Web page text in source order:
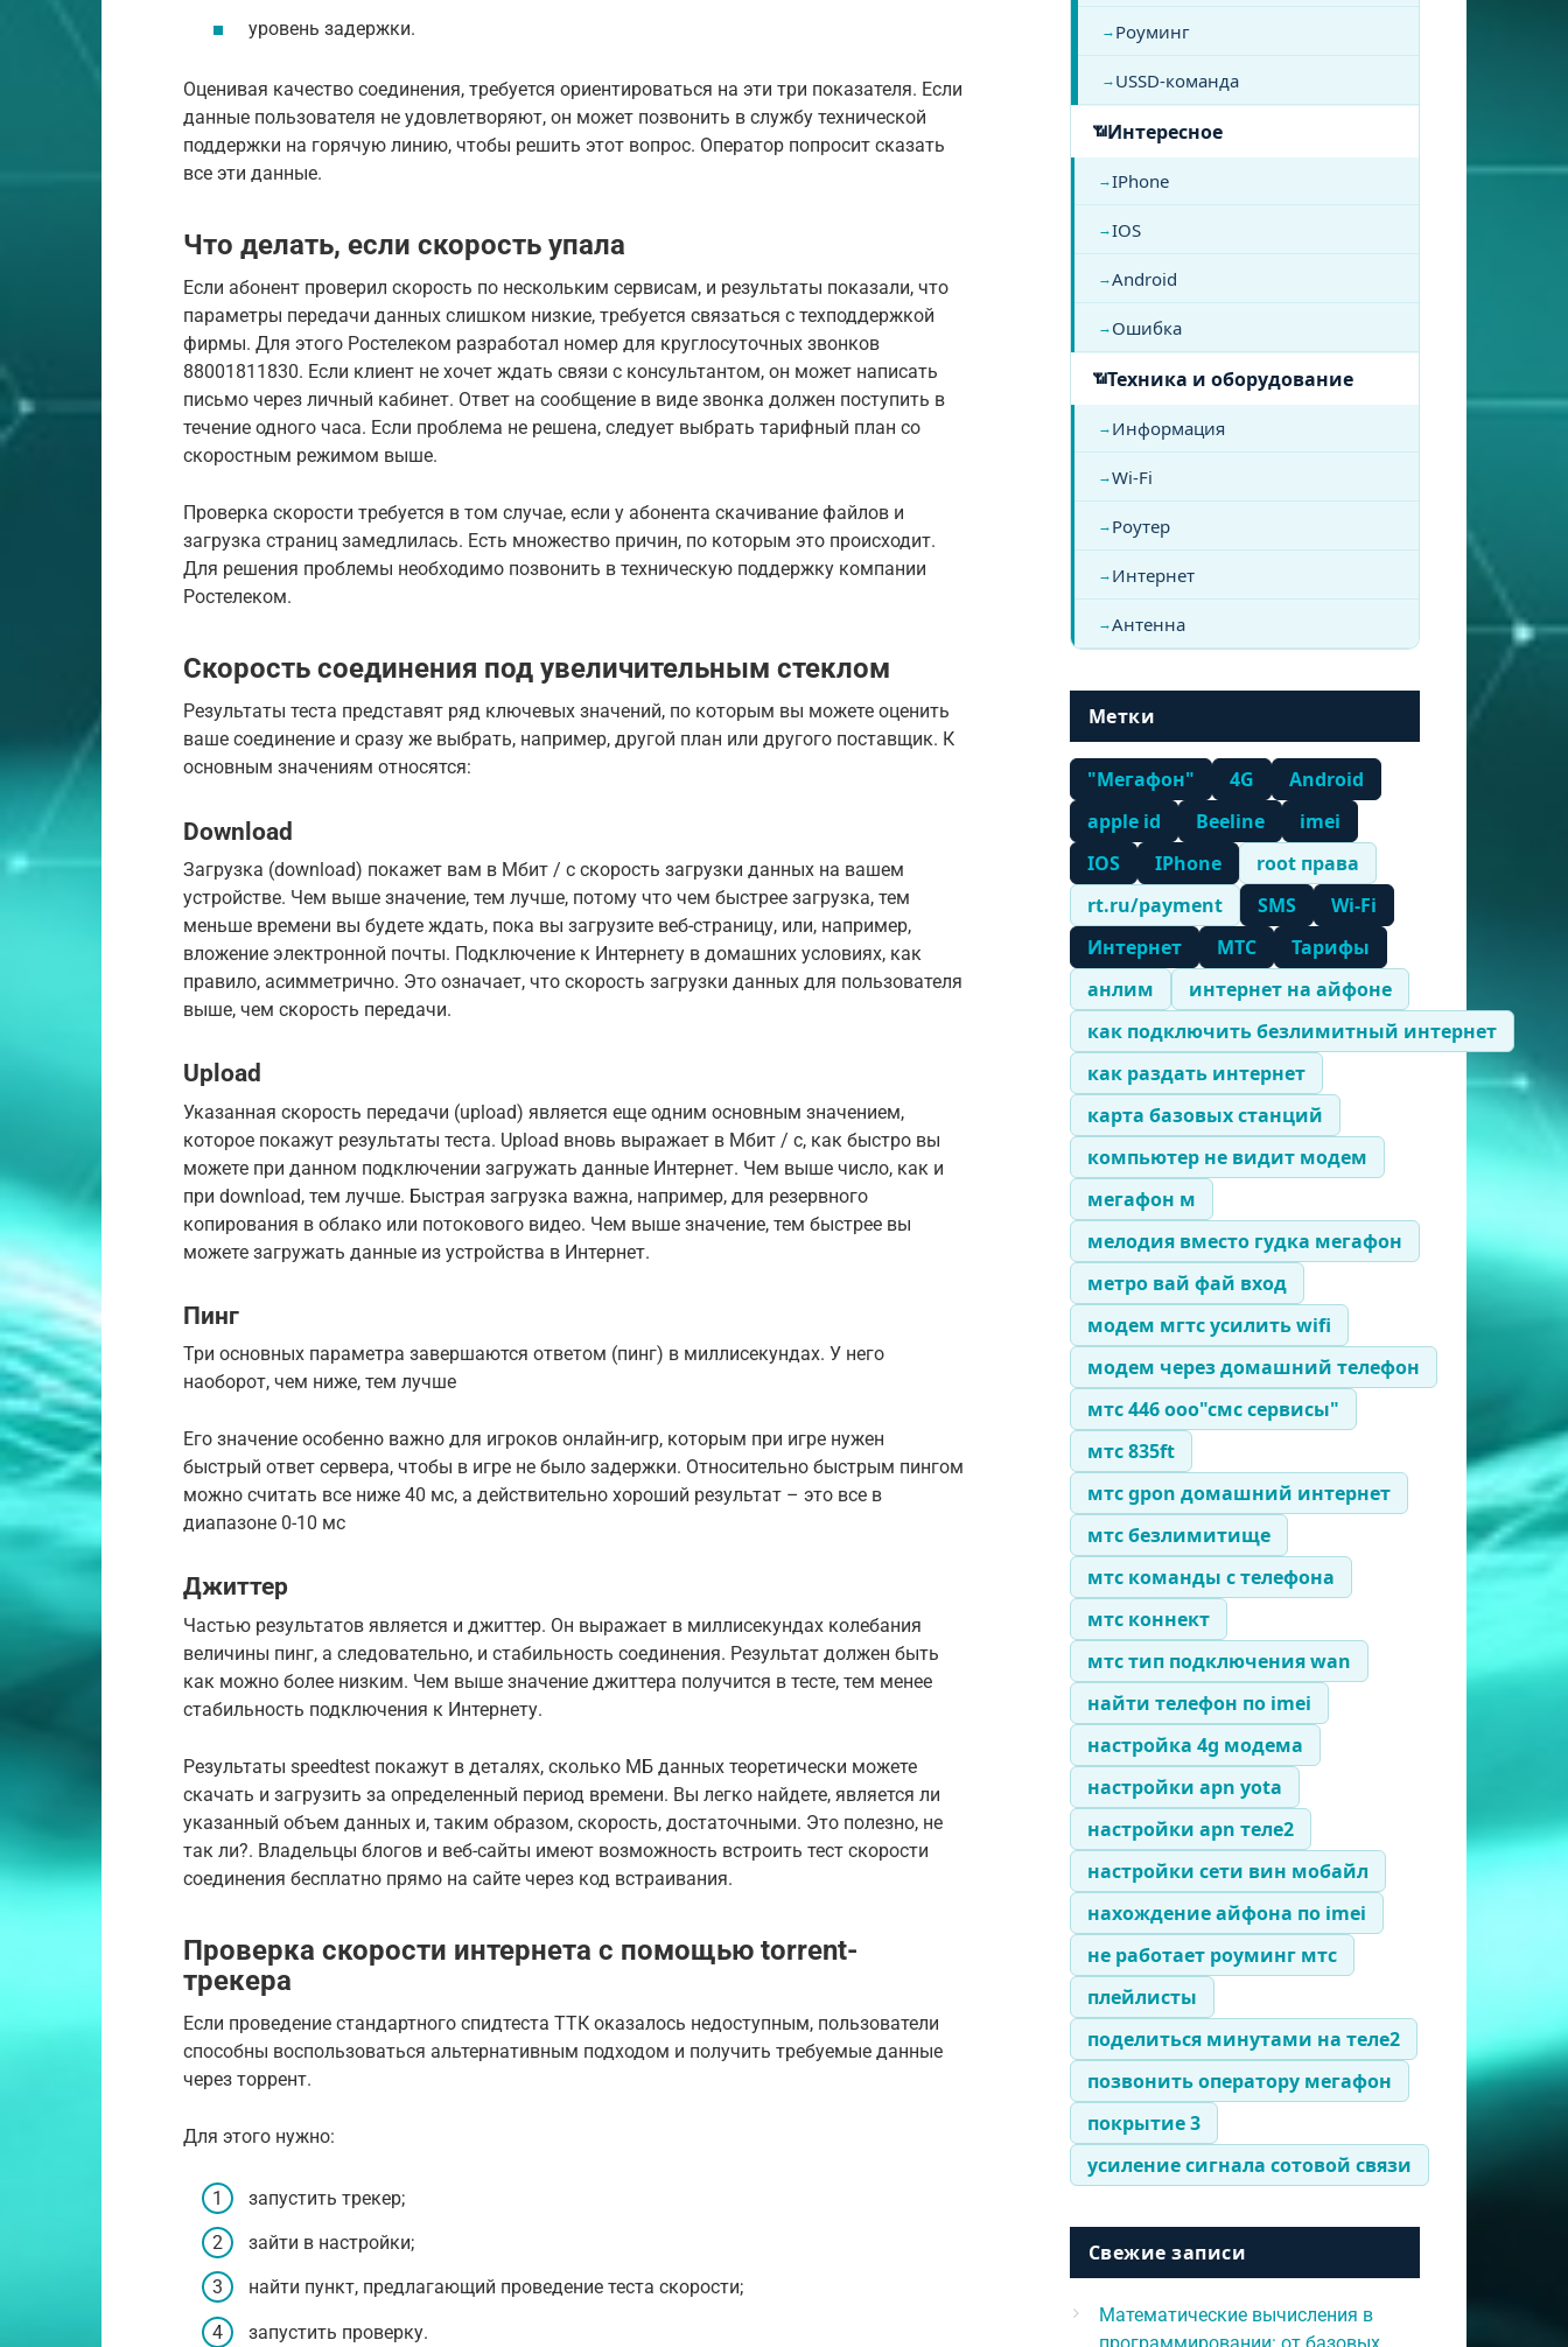
уровень задержки.
Оценивая качество соединения, требуется ориентироваться на эти три показателя. Если
данные пользователя не удовлетворяют, он может позвонить в службу технической
поддержки на горячую линию, чтобы решить этот вопрос. Оператор попросит сказать
все эти данные.
Что делать, если скорость упала
Если абонент проверил скорость по нескольким сервисам, и результаты показали, что
параметры передачи данных слишком низкие, требуется связаться с техподдержкой
фирмы. Для этого Ростелеком разработал номер для круглосуточных звонков
88001811830. Если клиент не хочет ждать связи с консультантом, он может написать
письмо через личный кабинет. Ответ на сообщение в виде звонка должен поступить в
течение одного часа. Если проблема не решена, следует выбрать тарифный план со
скоростным режимом выше.
Проверка скорости требуется в том случае, если у абонента скачивание файлов и
загрузка страниц замедлилась. Есть множество причин, по которым это происходит.
Для решения проблемы необходимо позвонить в техническую поддержку компании
Ростелеком.
Скорость соединения под увеличительным стеклом
Результаты теста представят ряд ключевых значений, по которым вы можете оценить
ваше соединение и сразу же выбрать, например, другой план или другого поставщик. К
основным значениям относятся:
Download
Загрузка (download) покажет вам в Мбит / с скорость загрузки данных на вашем
устройстве. Чем выше значение, тем лучше, потому что чем быстрее загрузка, тем
меньше времени вы будете ждать, пока вы загрузите веб-страницу, или, например,
вложение электронной почты. Подключение к Интернету в домашних условиях, как
правило, асимметрично. Это означает, что скорость загрузки данных для пользователя
выше, чем скорость передачи.
Upload
Указанная скорость передачи (upload) является еще одним основным значением,
которое покажут результаты теста. Upload вновь выражает в Мбит / с, как быстро вы
можете при данном подключении загружать данные Интернет. Чем выше число, как и
при download, тем лучше. Быстрая загрузка важна, например, для резервного
копирования в облако или потокового видео. Чем выше значение, тем быстрее вы
можете загружать данные из устройства в Интернет.
Пинг
Три основных параметра завершаются ответом (пинг) в миллисекундах. У него
наоборот, чем ниже, тем лучше
Его значение особенно важно для игроков онлайн-игр, которым при игре нужен
быстрый ответ сервера, чтобы в игре не было задержки. Относительно быстрым пингом
можно считать все ниже 40 мс, а действительно хороший результат – это все в
диапазоне 0-10 мс
Джиттер
Частью результатов является и джиттер. Он выражает в миллисекундах колебания
величины пинг, а следовательно, и стабильность соединения. Результат должен быть
как можно более низким. Чем выше значение джиттера получится в тесте, тем менее
стабильность подключения к Интернету.
Результаты speedtest покажут в деталях, сколько МБ данных теоретически можете
скачать и загрузить за определенный период времени. Вы легко найдете, является ли
указанный объем данных и, таким образом, скорость, достаточными. Это полезно, не
так ли?. Владельцы блогов и веб-сайты имеют возможность встроить тест скорости
соединения бесплатно прямо на сайте через код встраивания.
Проверка скорости интернета с помощью torrent-
трекера
Если проведение стандартного спидтеста ТТК оказалось недоступным, пользователи
способны воспользоваться альтернативным подходом и получить требуемые данные
через торрент.
Для этого нужно:
запустить трекер;
зайти в настройки;
найти пункт, предлагающий проведение теста скорости;
запустить проверку.
Роуминг
USSD-команда
Интересное
IPhone
IOS
Android
Ошибка
Техника и оборудование
Информация
Wi-Fi
Роутер
Интернет
Антенна
Метки
"Мегафон" 4G
Android
apple id
Beeline
imei
IOS
IPhone
root права
rt.ru/payment
SMS
Wi-Fi
Интернет
МТС
Тарифы
анлим
интернет на айфоне
как подключить безлимитный интернет
как раздать интернет
карта базовых станций
компьютер не видит модем
мегафон м
мелодия вместо гудка мегафон
метро вай фай вход
модем мгтс усилить wifi
модем через домашний телефон
мтс 446 ооо"смс сервисы"
мтс 835ft
мтс gpon домашний интернет
мтс безлимитище
мтс команды с телефона
мтс коннект
мтс тип подключения wan
найти телефон по imei
настройка 4g модема
настройки apn yota
настройки apn теле2
настройки сети вин мобайл
нахождение айфона по imei
не работает роуминг мтс
плейлисты
поделиться минутами на теле2
позвонить оператору мегафон
покрытие 3
усиление сигнала сотовой связи
Свежие записи
Математические вычисления в